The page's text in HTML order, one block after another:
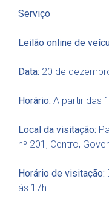
Serviço
Leilão online de
Data: 20 de
Horário: A partir das
Local da visitação:
nº 201, Centro,
Horário de visitação:
às 17h